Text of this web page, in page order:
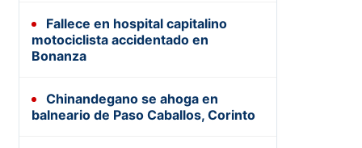
Fallece en hospital capitalino
motociclista accidentado en
Bonanza
Chinandegano se ahoga en
balneario de Paso Caballos, Corinto